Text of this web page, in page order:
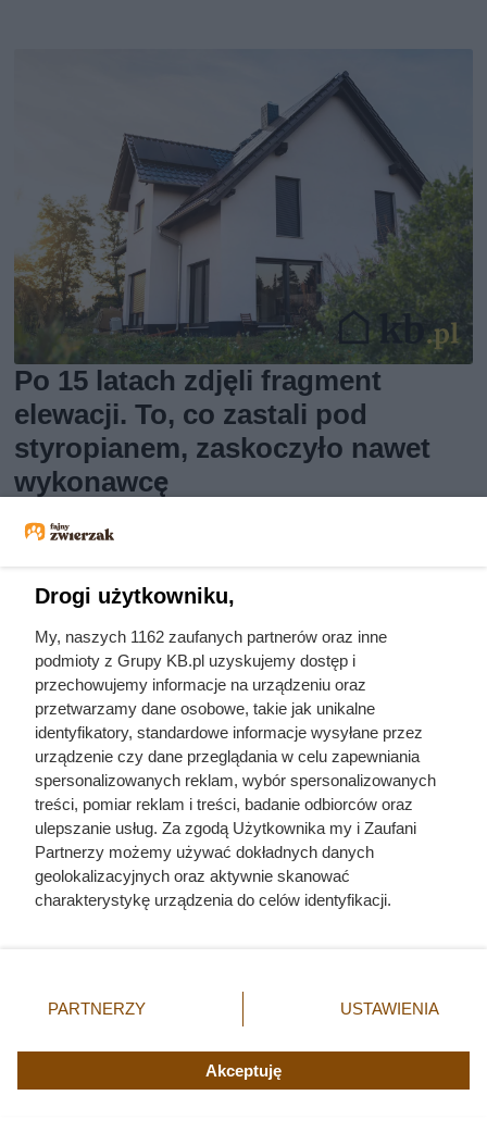
Po 15 latach zdjęli fragment
elewacji. To, co zastali pod
styropianem, zaskoczyło nawet
wykonawcę
Doprowadził do śmierci większej
liczby ludzi niż Hitler i Stalin
razem wzięci. Mimo to czczą go
Drogi użytkowniku,
My, naszych 1162 zaufanych partnerów oraz inne
podmioty z Grupy KB.pl uzyskujemy dostęp i
przechowujemy informacje na urządzeniu oraz
przetwarzamy dane osobowe, takie jak unikalne
identyfikatory, standardowe informacje wysyłane przez
urządzenie czy dane przeglądania w celu zapewniania
spersonalizowanych reklam, wybór spersonalizowanych
treści, pomiar reklam i treści, badanie odbiorców oraz
ulepszanie usług. Za zgodą Użytkownika my i Zaufani
Partnerzy możemy używać dokładnych danych
geolokalizacyjnych oraz aktywnie skanować
charakterystykę urządzenia do celów identyfikacji.
zmienić/wycofać klikając przycisk ustawień prywatności
znajdujący się w lewym dolnym rogu strony. Niektóre
użytkownika, ale masz prawo sprzeciwić się takiemu
przetwarzaniu. Preferencje będą miały zastosowania tylko
PARTNERZY USTAWIENIA
Akceptuję